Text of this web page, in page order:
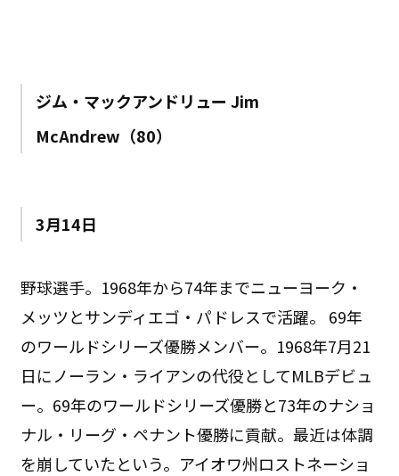
ジム・マックアンドリュー Jim
McAndrew（80）
3月14日
野球選手。1968年から74年までニューヨーク・
メッツとサンディエゴ・パドレスで活躍。 69年
のワールドシリーズ優勝メンバー。1968年7月21
日にノーラン・ライアンの代役としてMLBデビュ
ー。69年のワールドシリーズ優勝と73年のナショ
ナル・リーグ・ペナント優勝に貢献。最近は体調
を崩していたという。アイオワ州ロストネーショ